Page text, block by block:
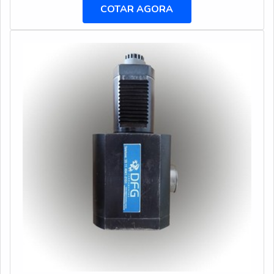
com seus serviços, vai até o site da DFG Ferramentas. A
empresa atua com brocas com insertos intercambiáveis
e rolo recartilhador para deformação, garantindo a
satisfação da venda à entrega final, com foco total na
qualidade.Ainda tratando-se de jogo de chave Allen
comprar, na essência da empresa, a mesma deve prezar
pelos produtos e serviços com ótima qualidade e
assertividade, detalhes que passam despercebidos e
podem gerar prejuízo futuros para os clientes.É
importante lembrar que o produto deve ser adquirido
com empresas especializadas. Esse tipo de cuidado
ajuda a garantir a qualidade e durabilidade dos materiais,
além de evitar prejuízos com substituições frequentes
de produtos que não cumprem com suas funções
adequadamente. Assim, é possível poupar gastos
COTAR AGORA